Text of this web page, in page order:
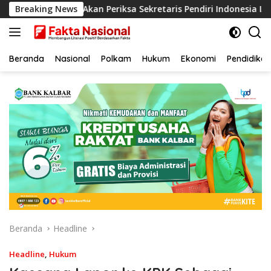
Langsung
ke
konten
Breaking News
KPK Akan Periksa Sekretaris Pendiri Indonesia IAW
Beranda Nasional Polkam Hukum Ekonomi Pendidikan
Beranda Headline
Headline, Hukum